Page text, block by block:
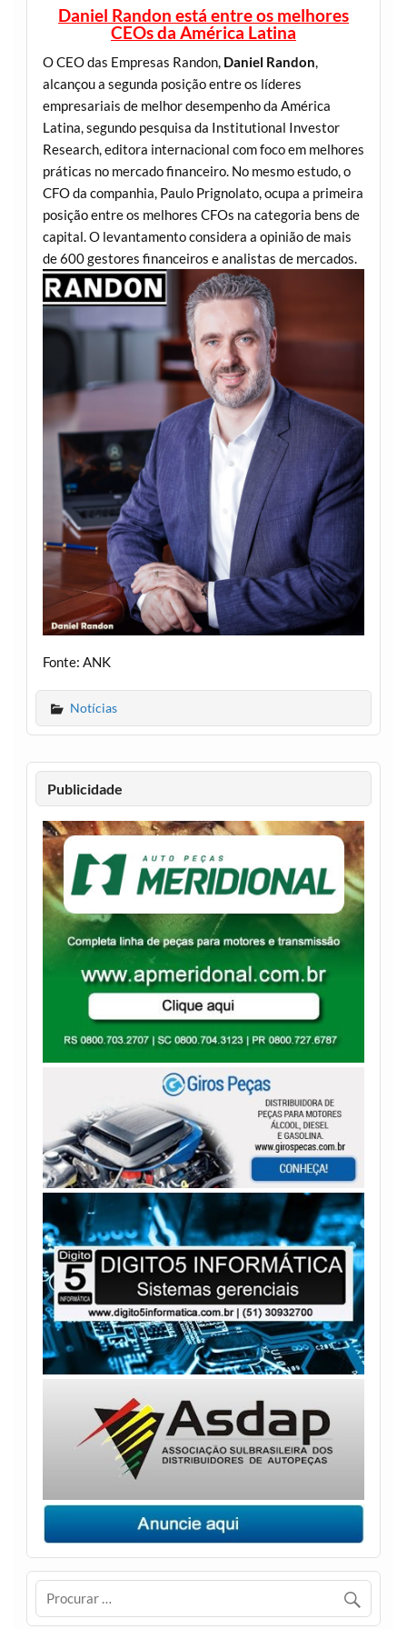
Daniel Randon está entre os melhores
CEOs da América Latina
O CEO das Empresas Randon, Daniel Randon,
alcançou a segunda posição entre os líderes
empresariais de melhor desempenho da América
Latina, segundo pesquisa da Institutional Investor
Research, editora internacional com foco em melhores
práticas no mercado financeiro. No mesmo estudo, o
CFO da companhia, Paulo Prignolato, ocupa a primeira
posição entre os melhores CFOs na categoria bens de
capital. O levantamento considera a opinião de mais
de 600 gestores financeiros e analistas de mercados.
Fonte: ANK
Notícias
Publicidade